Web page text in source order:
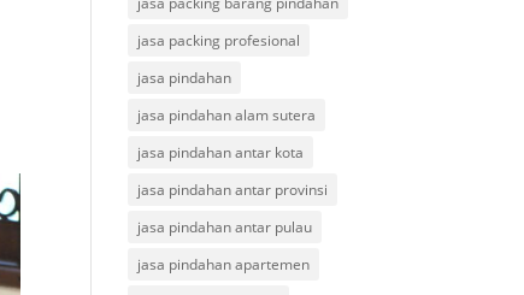
jasa packing profesional
jasa pindahan
jasa pindahan alam sutera
jasa pindahan antar kota
jasa pindahan antar provinsi
jasa pindahan antar pulau
jasa pindahan apartemen